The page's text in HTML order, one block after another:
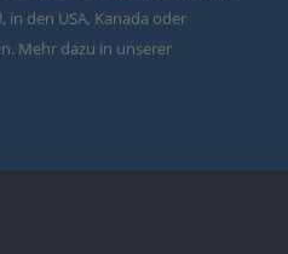
in den USA, Kanada oder
Mehr dazu in unserer